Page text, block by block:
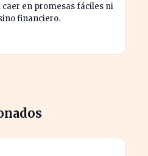
en promesas fáciles ni
financiero.